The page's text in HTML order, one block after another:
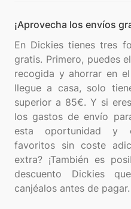
¡Aprovecha los envíos
En Dickies tienes tres
gratis. Primero, puedes
recogida y ahorrar en
llegue a casa, solo
superior a 85€. Y si
los gastos de envío
esta oportunidad y
favoritos sin coste
extra? ¡También es
descuento Dickies